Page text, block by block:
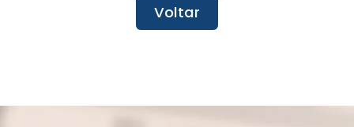
Voltar